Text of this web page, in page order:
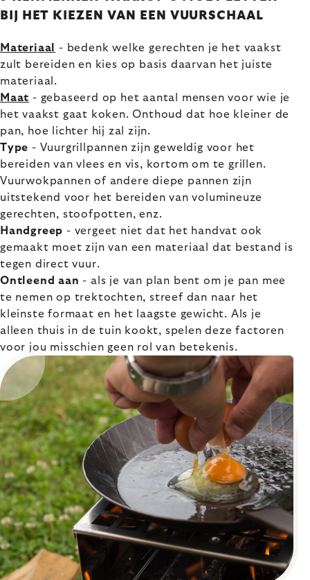
BIJ HET KIEZEN VAN EEN VUURSCHAAL
Materiaal
- bedenk welke gerechten je het vaakst
zult bereiden en kies op basis daarvan het juiste
materiaal.
Maat - gebaseerd op het aantal mensen voor wie je
het vaakst gaat koken. Onthoud dat hoe kleiner de
pan, hoe lichter hij zal zijn.
Type - Vuurgrillpannen zijn geweldig voor het
bereiden van vlees en vis, kortom om te grillen.
Vuurwokpannen of andere diepe pannen zijn
uitstekend voor het bereiden van volumineuze
gerechten, stoofpotten, enz.
Handgreep - vergeet niet dat het handvat ook
gemaakt moet zijn van een materiaal dat bestand is
tegen direct vuur.
Ontleend aan - als je van plan bent om je pan mee
te nemen op trektochten, streef dan naar het
kleinste formaat en het laagste gewicht. Als je
alleen thuis in de tuin kookt, spelen deze factoren
voor jou misschien geen rol van betekenis.